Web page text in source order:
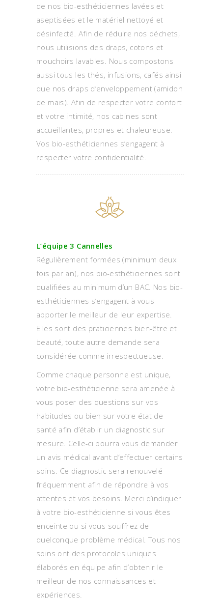
de nos bio-esthéticiennes lavées et
aseptisées et le matériel nettoyé et
désinfecté. Afin de réduire nos déchets,
nous utilisions des draps, cotons et
mouchoirs lavables. Nous compostons
aussi tous les thés, infusions, cafés ainsi
que nos draps d’enveloppement (amidon
de maïs). Afin de respecter votre confort
et votre intimité, nos cabines sont
accueillantes, propres et chaleureuse.
Vos bio-esthéticiennes s’engagent à
respecter votre confidentialité.
L’équipe 3 Cannelles
Régulièrement formées (minimum deux
fois par an), nos bio-esthéticiennes sont
qualifiées au minimum d’un BAC. Nos bio-
esthéticiennes s’engagent à vous
apporter le meilleur de leur expertise.
Elles sont des praticiennes bien-être et
beauté, toute autre demande sera
considérée comme irrespectueuse.
Comme chaque personne est unique,
votre bio-esthéticienne sera amenée à
vous poser des questions sur vos
habitudes ou bien sur votre état de
santé afin d’établir un diagnostic sur
mesure. Celle-ci pourra vous demander
un avis médical avant d’effectuer certains
soins. Ce diagnostic sera renouvelé
fréquemment afin de répondre à vos
attentes et vos besoins. Merci d’indiquer
à votre bio-esthéticienne si vous êtes
enceinte ou si vous souffrez de
quelconque problème médical. Tous nos
soins ont des protocoles uniques
élaborés en équipe afin d’obtenir le
meilleur de nos connaissances et
expériences.